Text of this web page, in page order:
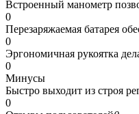
Встроенный манометр
0
Перезаряжаемая батарея
0
Эргономичная рукоятка
0
Минусы
Быстро выходит из строя
0